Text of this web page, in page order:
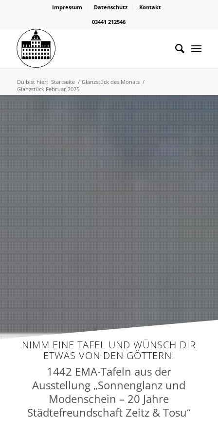
Impressum Datenschutz
Kontakt
03441 212546
Du bist hier: Startseite / Glanzstück des Monats /
Glanzstück Februar 2025
NIMM EINE TAFEL UND WÜNSCH DIR
ETWAS VON DEN GÖTTERN!
1442 EMA-Tafeln aus der
Ausstellung „Sonnenglanz und
Modenschein – 20 Jahre
Städtefreundschaft Zeitz & Tosu“